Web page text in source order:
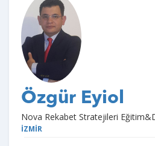
Özgür Eyiol
Nova Rekabet Stratejileri
İZMİR